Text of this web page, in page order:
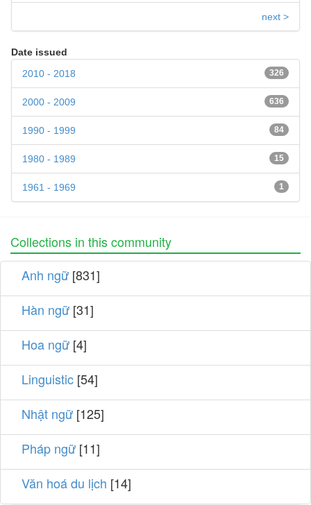
next >
Date issued
326
2010 - 2018
636
2000 - 2009
84
1990 - 1999
15
1980 - 1989
1
1961 - 1969
Collections in this community
Anh ngữ [831]
Hàn ngữ [31]
Hoa ngữ [4]
Linguistic [54]
Nhật ngữ [125]
Pháp ngữ [11]
Văn hoá du lịch [14]